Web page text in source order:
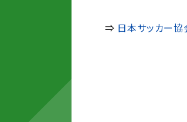
⇒ 日本サッカー協